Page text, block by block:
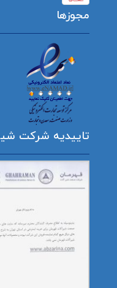
مجوزها
تاییدیه شرکت